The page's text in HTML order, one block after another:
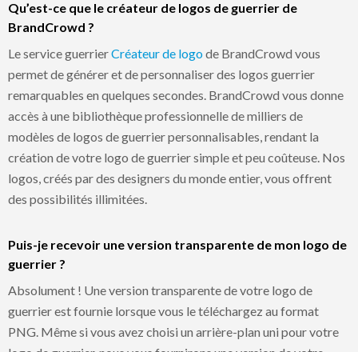
Qu’est-ce que le créateur de logos de guerrier de
BrandCrowd ?
Le service guerrierCréateur de logode BrandCrowd vous
permet de générer et de personnaliser des logos guerrier
remarquables en quelques secondes. BrandCrowd vous donne
accès à une bibliothèque professionnelle de milliers de
modèles de logos de guerrier personnalisables, rendant la
création de votre logo de guerrier simple et peu coûteuse. Nos
logos, créés par des designers du monde entier, vous offrent
des possibilités illimitées.
Puis-je recevoir une version transparente de mon logo de
guerrier ?
Absolument ! Une version transparente de votre logo de
guerrier est fournie lorsque vous le téléchargez au format
PNG. Même si vous avez choisi un arrière-plan uni pour votre